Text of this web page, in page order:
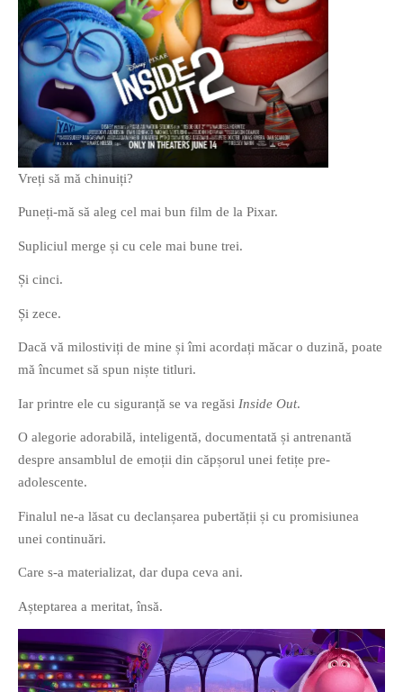
If you like movies, words and
mind games, then this is the
book for you. Take the
own acrostics and describing
famous movies by using the
very letters of their titles!
RASFOIESTE
Ce fac?
Clasicul „Despre mine…”
Vreți să mă chinuiți?
Puneți-mă să aleg cel mai bun film de la Pixar.
Supliciul merge și cu cele mai bune trei.
Și cinci.
Și zece.
Dacă vă milostiviți de mine și îmi acordați măcar o duzină, poate
mă încumet să spun niște titluri.
Iar printre ele cu siguranță se va regăsi Inside Out.
O alegorie adorabilă, inteligentă, documentată și antrenantă
despre ansamblul de emoții din căpșorul unei fetițe pre-
adolescente.
Finalul ne-a lăsat cu declanșarea pubertății și cu promisiunea
unei continuări.
Care s-a materializat, dar dupa ceva ani.
Așteptarea a meritat, însă.